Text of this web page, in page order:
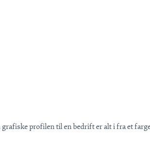
profilen til en bedrift er alt i fra et